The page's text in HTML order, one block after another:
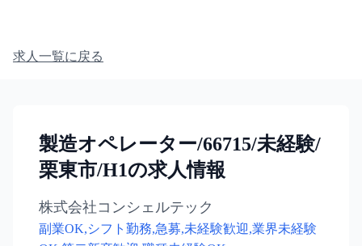
求人一覧に戻る
製造オペレーター/66715/未経験/
栗東市/H1の求人情報
株式会社コンシェルテック
副業OK,シフト勤務,急募,未経験歓迎,業界未経験